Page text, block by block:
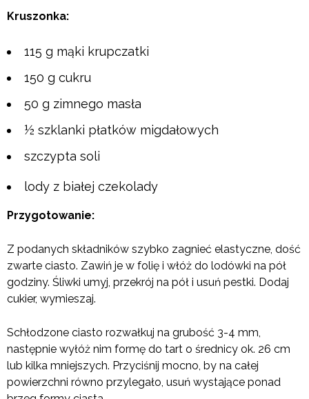
Kruszonka:
115 g mąki krupczatki
150 g cukru
50 g zimnego masła
½ szklanki płatków migdałowych
szczypta soli
lody z białej czekolady
Przygotowanie:
Z podanych składników szybko zagnieć elastyczne, dość
zwarte ciasto. Zawiń je w folię i włóż do lodówki na pół
godziny. Śliwki umyj, przekrój na pół i usuń pestki. Dodaj
cukier, wymieszaj.
Schłodzone ciasto rozwałkuj na grubość 3-4 mm,
następnie wyłóż nim formę do tart o średnicy ok. 26 cm
lub kilka mniejszych. Przyciśnij mocno, by na całej
powierzchni równo przylegało, usuń wystające ponad